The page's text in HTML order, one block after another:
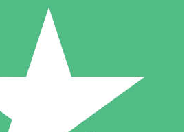
Créditos Individuales
créditos de descarga. Sin compromiso